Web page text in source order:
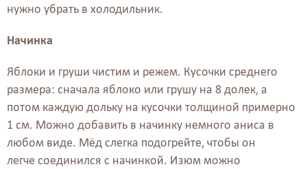
нужно убрать в холодильник.
Начинка
Яблоки и груши чистим и режем. Кусочки среднего
размера: сначала яблоко или грушу на 8 долек, а
потом каждую дольку на кусочки толщиной примерно
1 см. Можно добавить в начинку немного аниса в
любом виде. Мёд слегка подогрейте, чтобы он
легче соединился с начинкой. Изюм можно